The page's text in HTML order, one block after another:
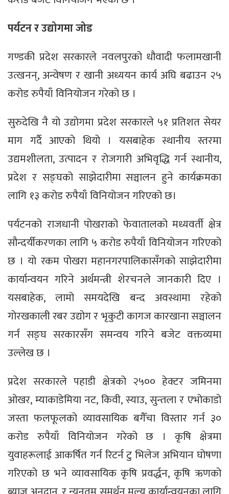
पर्यटन र उद्योगमा जोड
गण्डकी प्रदेश सरकारले नवलपुरको धौवादी फलामखानी
उत्खनन्, अन्वेषण र खानी अध्ययन कार्य अघि बढाउन २५
करोड रुपैयाँ विनियोजन गरेको छ ।
सुरुदेखि नै यो उद्योगमा प्रदेश सरकारले ५१ प्रतिशत सेयर
माग गर्दै आएको थियो । यसबाहेक स्थानीय स्तरमा
उद्यमशीलता, उत्पादन र रोजगारी अभिवृद्धि गर्न स्थानीय,
प्रदेश र सङ्घको साझेदारीमा सञ्चालन हुने कार्यक्रमका
लागि १३ करोड रुपैयाँ विनियोजन गरिएको छ।
पर्यटनको राजधानी पोखराको फेवातालको मध्यवर्ती क्षेत्र
सौन्दर्यीकरणका लागि ५ करोड रुपैयाँ विनियोजन गरिएको
छ । यो रकम पोखरा महानगरपालिकासँगको साझेदारीमा
कार्यान्वयन गरिने अर्थमन्त्री शेरचनले जानकारी दिए ।
यसबाहेक, लामो समयदेखि बन्द अवस्थामा रहेको
गोरखकाली रबर उद्योग र भृकुटी कागज कारखाना सञ्चालन
गर्न सङ्घ सरकारसँग समन्वय गरिने बजेट वक्तव्यमा
उल्लेख छ ।
प्रदेश सरकारले पहाडी क्षेत्रको २५०० हेक्टर जमिनमा
ओखर, म्याकाडेमिया नट, किवी, स्याउ, सुन्तला र एभोकाडो
जस्ता फलफूलको व्यावसायिक बगैँचा विस्तार गर्न ३०
करोड रुपैयाँ विनियोजन गरेको छ । कृषि क्षेत्रमा
युवाहरूलाई आकर्षित गर्न रिटर्न टु भिलेज अभियान घोषणा
गरिएको छ भने व्यावसायिक कृषि प्रवर्द्धन, कृषि ऋणको